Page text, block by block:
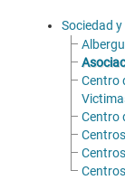
Sociedad
Centro
Centro